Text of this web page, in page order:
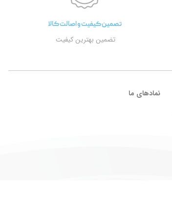
تصمین کیفیت و اصالت کالا
تضمین بهترین کیفیت
نمادهای ما